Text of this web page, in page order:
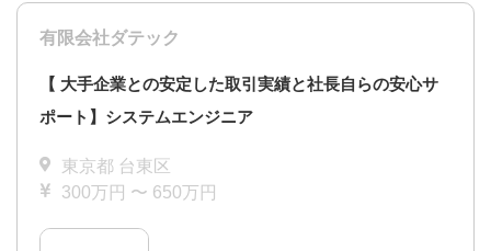
有限会社ダテック
【 大手企業との安定した取引実績と社長自らの安心サ
ポート】システムエンジニア
東京都 台東区
300万円 〜 650万円